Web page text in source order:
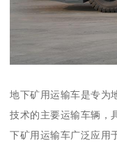
地下矿用运输车是专为
技术的主要运输车辆，
下矿用运输车广泛应用